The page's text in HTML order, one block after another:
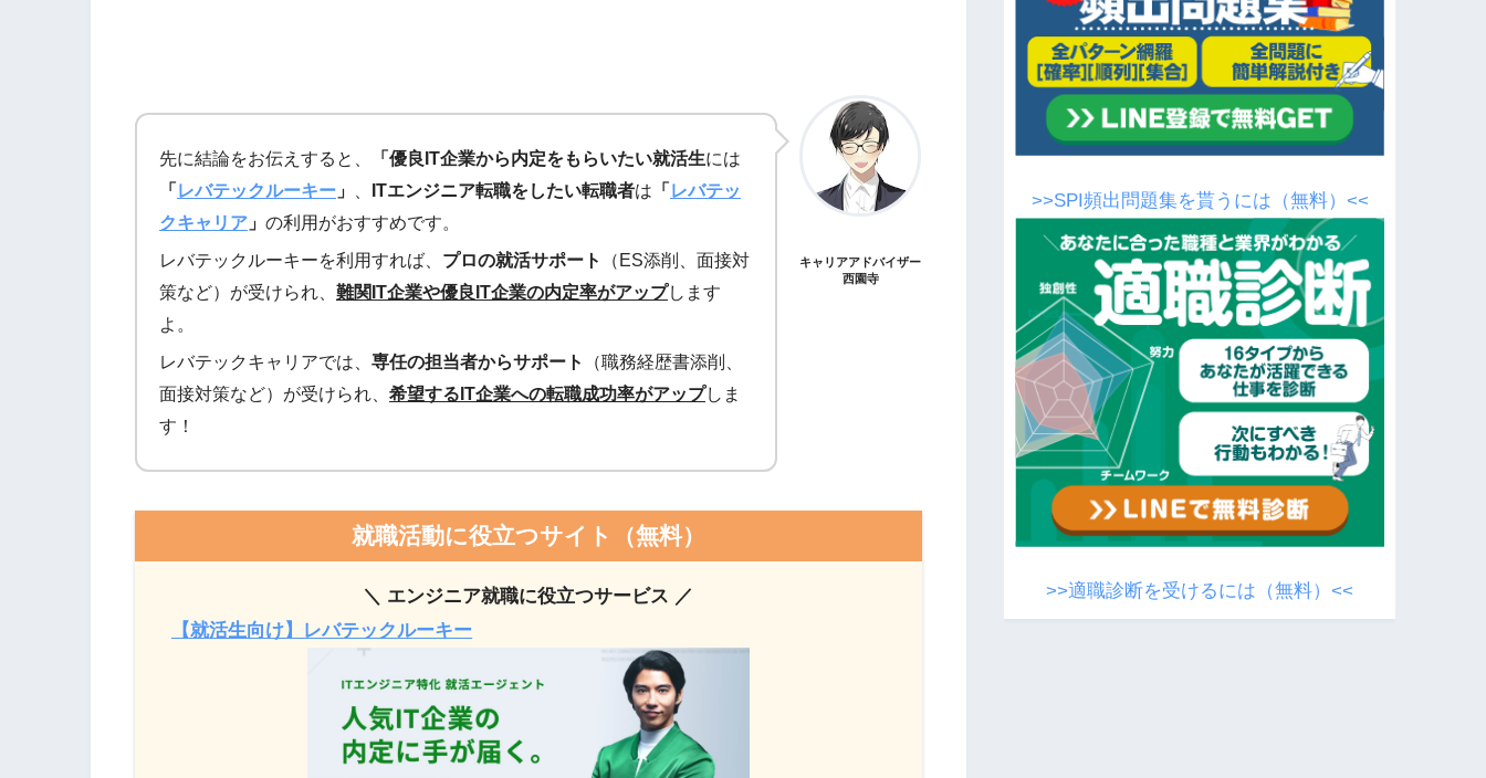
先に結論をお伝えすると、 「優良IT企業から内定をもらいたい就活生には
「レバテックルーキー 」 ITエンジニア転職をしたい転職者は 「レバテッ
クキャリア 」 の利用がおすすめです。
レバテックルーキーを利用すれば、 プロの就活サポート
（ES添削、面接対
策など）が受けられ、 難関IT企業や優良IT企業の内定率がアップします
よ。
レバテックキャリアでは、 専任の担当者からサポート
（職務経歴書添削、
面接対策など）が受けられ、 希望するIT企業への転職成功率がアップしま
す！
キャリアアドバイザー
西園寺
就職活動に役立つサイト（無料）
＼ エンジニア就職に役立つサービス ／
【就活生向け】レバテックルーキー
>>SPI頻出問題集を貰うには（無料）<<
>>適職診断を受けるには（無料）<<